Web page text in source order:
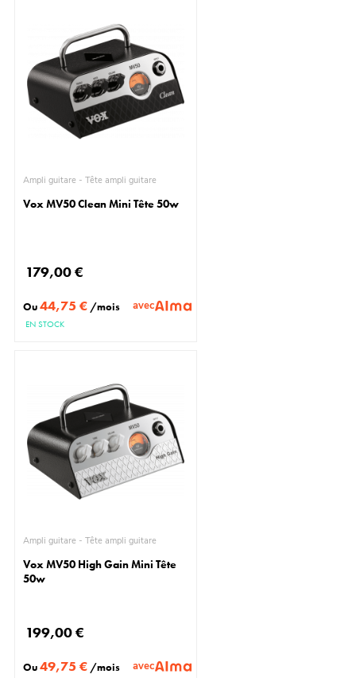
Ampli guitare - Tête ampli guitare
Vox MV50 Clean Mini Tête 50w
179,00 €
Ou44,75 € /mois avec
EN STOCK
Ampli guitare - Tête ampli guitare
Vox MV50 High Gain Mini Tête
50w
199,00 €
Ou49,75 € /mois avec